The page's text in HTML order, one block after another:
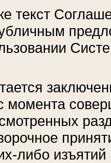
текст
момента
либо изъятий